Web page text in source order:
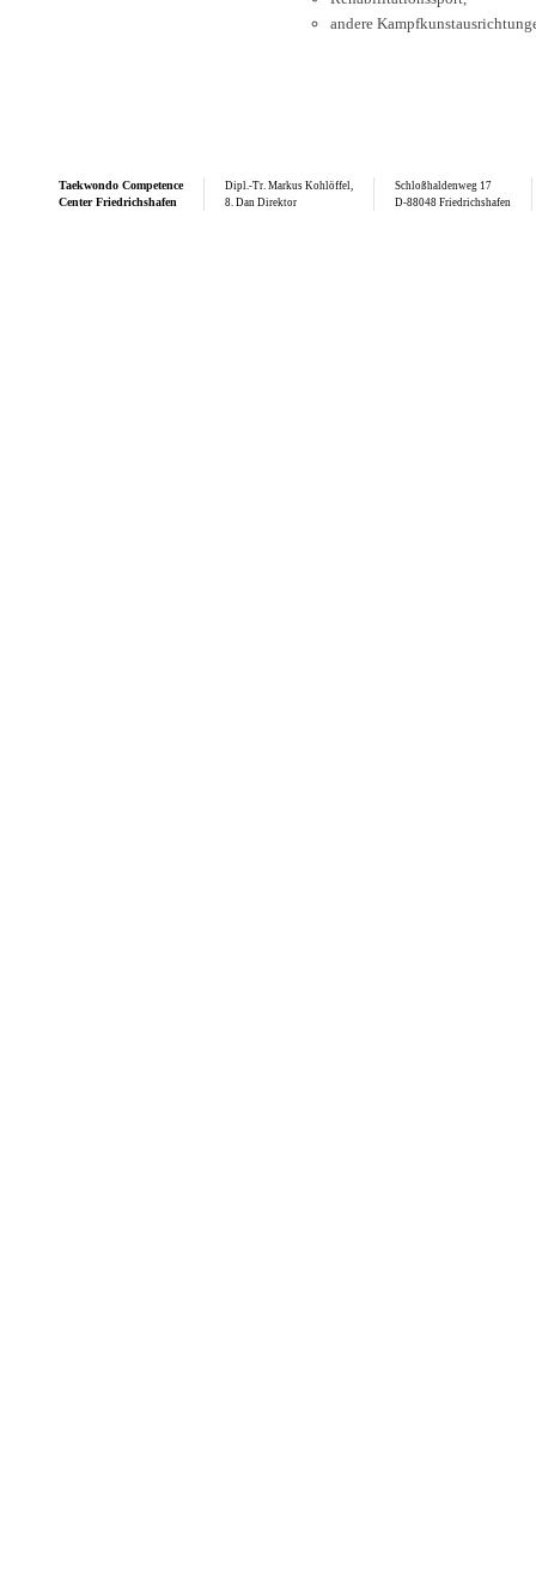
andere
Taekwondo Competence
Center Friedrichshafen
Dipl.-Tr. Markus Kohlöffel,
8. Dan Direktor
Schloßhaldenweg 17
D-88048 Friedrichshafen